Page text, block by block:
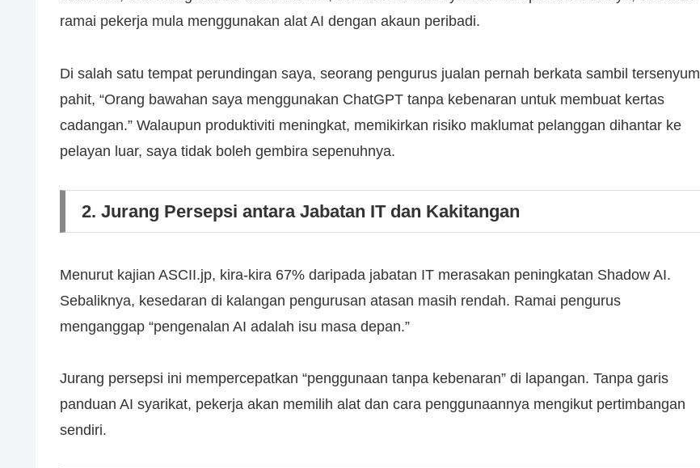
ramai pekerja mula menggunakan alat AI dengan akaun peribadi.
Di salah satu tempat perundingan saya, seorang pengurus jualan pernah berkata sambil tersenyum
pahit, “Orang bawahan saya menggunakan ChatGPT tanpa kebenaran untuk membuat kertas
cadangan.” Walaupun produktiviti meningkat, memikirkan risiko maklumat pelanggan dihantar ke
pelayan luar, saya tidak boleh gembira sepenuhnya.
2. Jurang Persepsi antara Jabatan IT dan Kakitangan
Menurut kajian ASCII.jp, kira-kira 67% daripada jabatan IT merasakan peningkatan Shadow AI.
Sebaliknya, kesedaran di kalangan pengurusan atasan masih rendah. Ramai pengurus
menganggap “pengenalan AI adalah isu masa depan.”
Jurang persepsi ini mempercepatkan “penggunaan tanpa kebenaran” di lapangan. Tanpa garis
panduan AI syarikat, pekerja akan memilih alat dan cara penggunaannya mengikut pertimbangan
sendiri.